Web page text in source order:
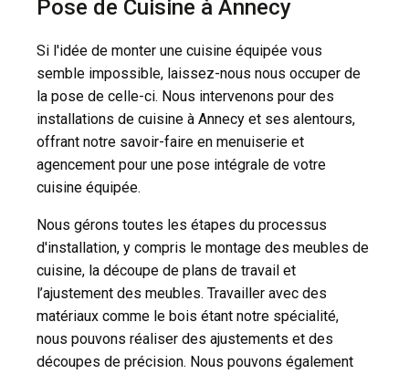
Pose de Cuisine à Annecy
Si l'idée de monter une cuisine équipée vous
semble impossible, laissez-nous nous occuper de
la pose de celle-ci. Nous intervenons pour des
installations de cuisine à Annecy et ses alentours,
offrant notre savoir-faire en menuiserie et
agencement pour une pose intégrale de votre
cuisine équipée.
Nous gérons toutes les étapes du processus
d'installation, y compris le montage des meubles de
cuisine, la découpe de plans de travail et
l’ajustement des meubles. Travailler avec des
matériaux comme le bois étant notre spécialité,
nous pouvons réaliser des ajustements et des
découpes de précision. Nous pouvons également